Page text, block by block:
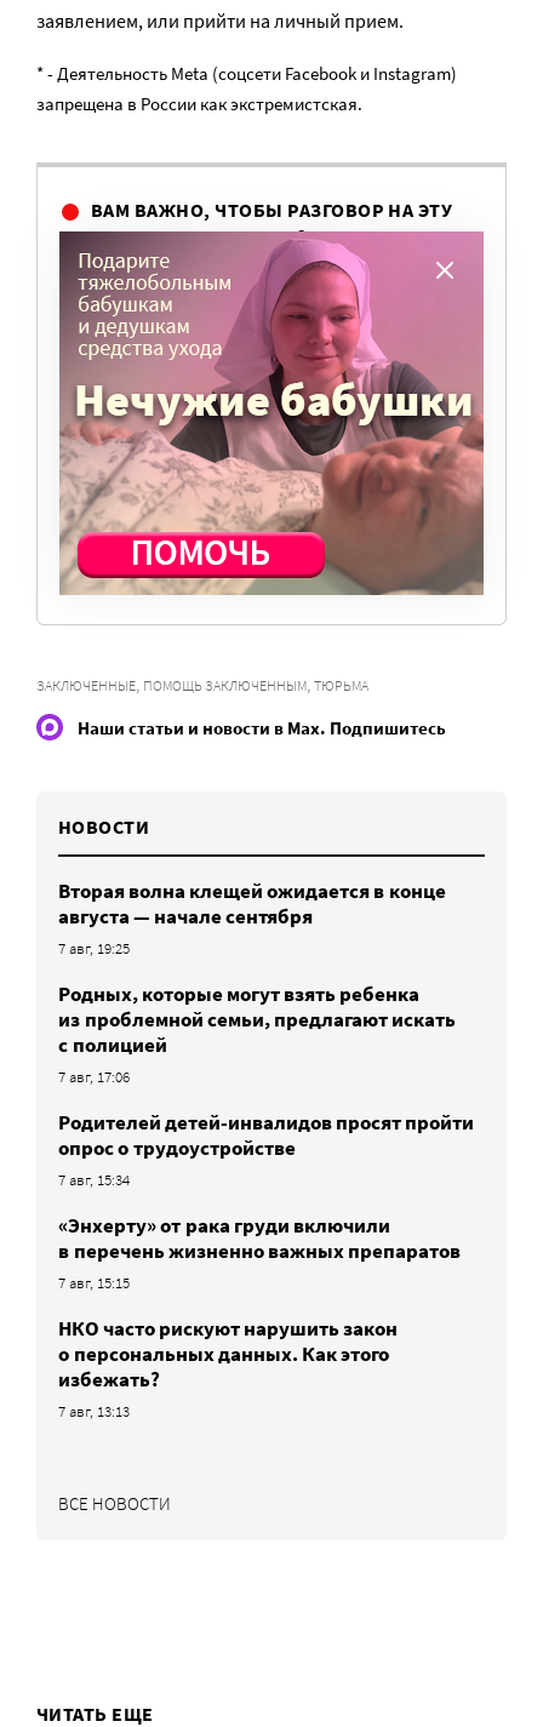
заявлением, или прийти на личный прием.
* - Деятельность Meta (соцсети Facebook и Instagram)
запрещена в России как экстремистская.
ВАМ ВАЖНО, ЧТОБЫ РАЗГОВОР НА ЭТУ
ТЕМУ ПРОДОЛЖИЛСЯ? ПОДДЕРЖИТЕ
ПОРТАЛ!
Мы просим подписаться на небольшой, но
регулярный платеж в пользу нашего сайта.
Милосердие.ru работает благодаря добровольным
пожертвованиям наших читателей. На
командировки, съемки, зарплаты редакторов,
журналистов и техническую поддержку сайта
нужны средства.
ПОМОЧЬ ПОРТАЛУ
ЗАКЛЮЧЕННЫЕ, ПОМОЩЬ ЗАКЛЮЧЕННЫМ, ТЮРЬМА
Наши статьи и новости в Max. Подпишитесь
НОВОСТИ
Вторая волна клещей ожидается в конце
августа — начале сентября
7 авг, 19:25
Родных, которые могут взять ребенка
из проблемной семьи, предлагают искать
с полицией
7 авг, 17:06
Родителей детей-инвалидов просят пройти
опрос о трудоустройстве
7 авг, 15:34
«Энхерту» от рака груди включили
в перечень жизненно важных препаратов
7 авг, 15:15
НКО часто рискуют нарушить закон
о персональных данных. Как этого
избежать?
7 авг, 13:13
ВСЕ НОВОСТИ
ЧИТАТЬ ЕЩЕ